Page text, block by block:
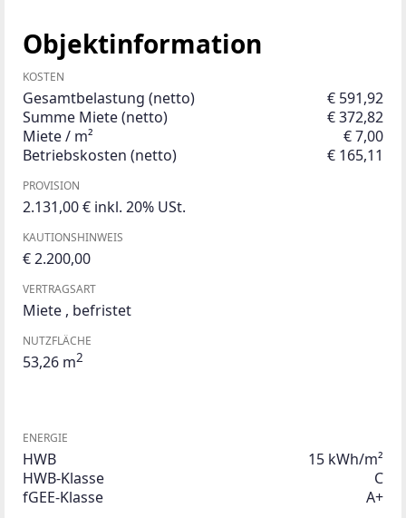
Objektinformation
KOSTEN
Gesamtbelastung (netto)
€ 591,92
Summe Miete (netto)
€ 372,82
Miete / m²
€ 7,00
Betriebskosten (netto)
€ 165,11
PROVISION
2.131,00 € inkl. 20% USt.
KAUTIONSHINWEIS
€ 2.200,00
VERTRAGSART
Miete , befristet
NUTZFLÄCHE
53,26 m2
ENERGIE
HWB
15 kWh/m²
HWB-Klasse
C
fGEE-Klasse
A+